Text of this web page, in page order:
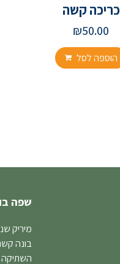
כריכה קשה
₪50.00
הוספה לסל
שפה
מיריק
בונה
השתיקה